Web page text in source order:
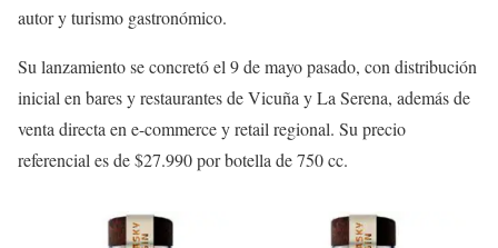
autor y turismo gastronómico.
Su lanzamiento se concretó el 9 de mayo pasado, con distribución
inicial en bares y restaurantes de Vicuña y La Serena, además de
venta directa en e-commerce y retail regional. Su precio
referencial es de $27.990 por botella de 750 cc.